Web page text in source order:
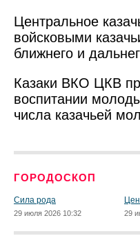
Центральное
войсковыми
ближнего и
Казаки ВКО ЦКВ
воспитании
числа казачьей
ГОРОДОСКОП
Сила рода
29 июля 2026 10:32 29